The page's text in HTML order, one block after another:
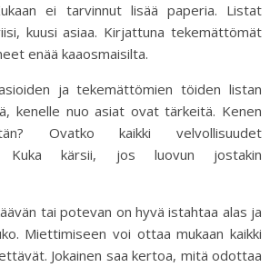
ei tarvinnut lisää paperia. Listat
kuusi asiaa. Kirjattuna tekemättömät
enää kaaosmaisilta.
ja tekemättömien töiden listan
kenelle nuo asiat ovat tärkeitä. Kenen
Ovatko kaikki velvollisuudet
Kuka kärsii, jos luovun jostakin
tai potevan on hyvä istahtaa alas ja
Miettimiseen voi ottaa mukaan kaikki
Jokainen saa kertoa, mitä odottaa